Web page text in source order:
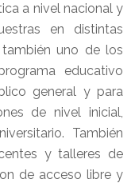
a nivel nacional y
en distintas
uno de los
educativo
general y para
de nivel inicial,
También
y talleres de
de acceso libre y